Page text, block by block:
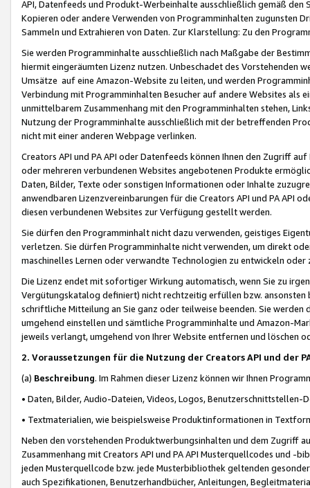
API, Datenfeeds und Produkt-Werbeinhalte ausschließlich gemäß
Kopieren oder andere Verwenden von Programminhalten zugunsten
Sammeln und Extrahieren von Daten. Zur Klarstellung: Zu den
Sie werden Programminhalte ausschließlich nach Maßgabe der
hiermit eingeräumten Lizenz nutzen. Unbeschadet des Vorstehenden
Umsätze auf eine Amazon-Website zu leiten, und werden
Verbindung mit Programminhalten Besucher auf andere Websites als
unmittelbarem Zusammenhang mit den Programminhalten stehen,
Nutzung der Programminhalte ausschließlich mit der betreffenden
nicht mit einer anderen Webpage verlinken.
Creators API und PA API oder Datenfeeds können Ihnen den Zugriff
oder mehreren verbundenen Websites angebotenen Produkte
Daten, Bilder, Texte oder sonstigen Informationen oder Inhalte
anwendbaren Lizenzvereinbarungen für die Creators API und PA API
diesen verbundenen Websites zur Verfügung gestellt werden.
Sie dürfen den Programminhalt nicht dazu verwenden, geistiges
verletzen. Sie dürfen Programminhalte nicht verwenden, um direkt
maschinelles Lernen oder verwandte Technologien zu entwickeln
Die Lizenz endet mit sofortiger Wirkung automatisch, wenn Sie zu
Vergütungskatalog definiert) nicht rechtzeitig erfüllen bzw. ansonsten
schriftliche Mitteilung an Sie ganz oder teilweise beenden. Sie werden
umgehend einstellen und sämtliche Programminhalte und Amazon-
jeweils verlangt, umgehend von Ihrer Website entfernen und löschen
2. Voraussetzungen für die Nutzung der Creators API und der
(a) Beschreibung. Im Rahmen dieser Lizenz können wir Ihnen
• Daten, Bilder, Audio-Dateien, Videos, Logos, Benutzerschnittstellen-
• Textmaterialien, wie beispielsweise Produktinformationen in
Neben den vorstehenden Produktwerbungsinhalten und dem Zugriff
Zusammenhang mit Creators API und PA API Musterquellcodes und
jeden Musterquellcode bzw. jede Musterbibliothek geltenden
auch Spezifikationen, Benutzerhandbücher, Anleitungen,